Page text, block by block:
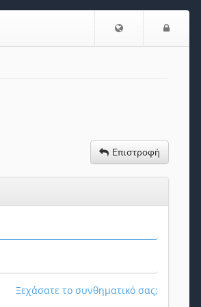
Επιλογή
Επιστροφή
Ξεχάσατε το συνθηματικό σας;